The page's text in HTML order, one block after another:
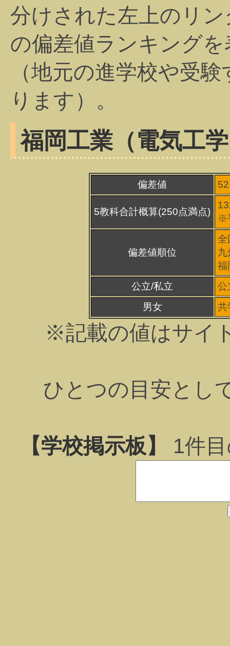
分けされた左上のリ
の偏差値ランキング
（地元の進学校や受
ります）。
福岡工業（電気工
偏差値
5教科合計概算(250点満点)
※
偏差値順位
全
福
公立/私立
公
男女
共
※記載の値はサイ
ひとつの目安とし
【学校掲示板】 1件